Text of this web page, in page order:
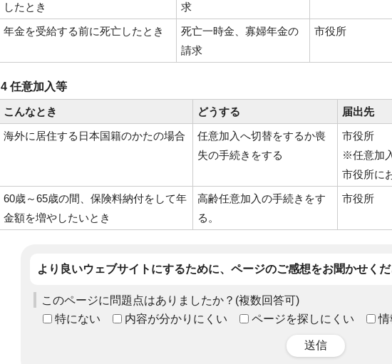
したとき
求
年金を受給する前に死亡したとき
死亡一時金、寡婦年金の
請求
市役所
4 任意加入等
こんなとき どうする
届出先
海外に居住する日本国籍のかたの場合
任意加入へ切替をするか喪
失の手続きをする
市役所
※任意加
市役所に
60歳～65歳の間、保険料納付をして年
金額を増やしたいとき
高齢任意加入の手続きをす
る。
市役所
より良いウェブサイトにするために、ページのご感想をお聞かせくだ
このページに問題点はありましたか？(複数回答可)
特にない
内容が分かりにくい ページを探しにくい 情
送信